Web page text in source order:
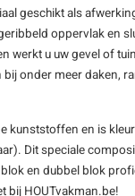
geschikt als
oppervlak en
werkt u uw gevel of
onder meer daken,
kunststoffen en is
Dit speciale
en dubbel blok
bij HOUTvakman.be!